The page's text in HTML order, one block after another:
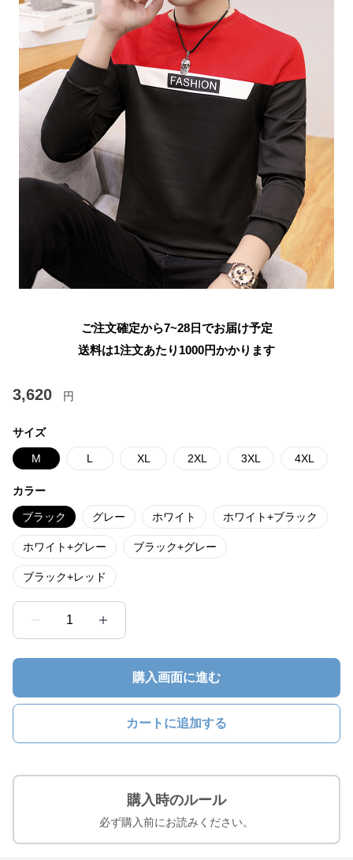
ご注文確定から7~28日でお届け予定
送料は1注文あたり 1000円かかります
3,620 円
サイズ
M L XL 2XL 3XL 4XL
カラー
ブラック グレー ホワイト ホワイト+ブラック
ホワイト+グレー ブラック+グレー
ブラック+レッド
1
購入画面に進む
カートに追加する
購入時のルール
必ず購入前にお読みください。